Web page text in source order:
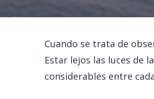
Cuando se trata de
Estar lejos las luces de
considerables entre